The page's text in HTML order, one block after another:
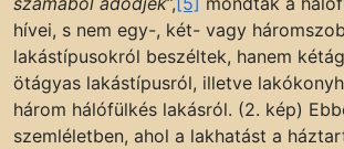
hívei, s nem egy-, két- vagy
lakástípusokról beszéltek, hanem
ötágyas lakástípusról, illetve
három hálófülkés lakásról. (2. kép)
szemléletben, ahol a lakhatást a